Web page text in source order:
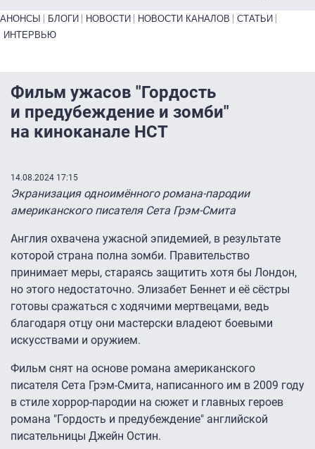
Primary links bottom
АНОНСЫ БЛОГИ НОВОСТИ НОВОСТИ КАНАЛОВ
СТАТЬИ
ИНТЕРВЬЮ
Фильм ужасов "Гордость
и предубеждение и зомби"
на киноканале НСТ
14.08.2024 17:15
Экранизация одноимённого романа-пародии
американского писателя Сета Грэм-Смита
Англия охвачена ужасной эпидемией, в результате
которой страна полна зомби. Правительство
принимает меры, стараясь защитить хотя бы Лондон,
но этого недостаточно. Элизабет Беннет и её сёстры
готовы сражаться с ходячими мертвецами, ведь
благодаря отцу они мастерски владеют боевыми
искусствами и оружием.
Фильм снят на основе романа американского
писателя Сета Грэм-Смита, написанного им в 2009 году
в стиле хоррор-пародии на сюжет и главных героев
романа "Гордость и предубеждение" английской
писательницы Джейн Остин.